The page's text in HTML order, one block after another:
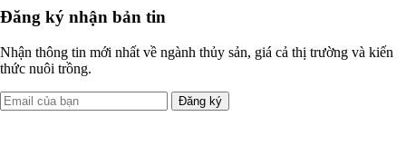
Đăng ký nhận bản tin
Nhận thông tin mới nhất về ngành thủy sản, giá cả thị trường và kiến
thức nuôi trồng.
Đăng ký